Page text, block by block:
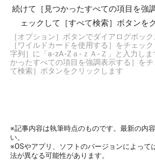
［オプション］ボタンでダイアログボック
［ワイルドカードを使用する］をチェッ
字列］に「a-zA-Zａ-ｚＡ-Ｚ」と入力しま
かったすべての項目を強調表示する］を
て検索］ボタンをクリックします
※記事内容は執筆時点のものです。最新の内
い。
※OSやアプリ、ソフトのバージョンによって
法が異なる可能性があります。